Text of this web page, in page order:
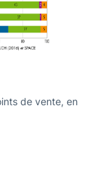
de vente, en